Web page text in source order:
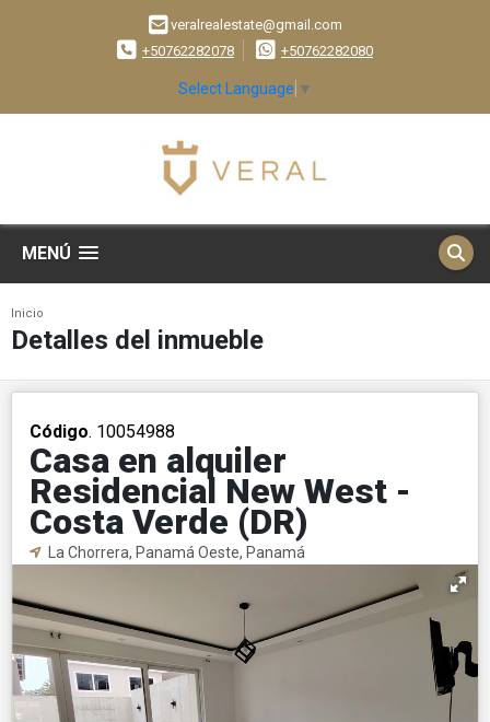
veralrealestate@gmail.com
+50762282078
+50762282080
Select Language ▼
MENÚ
Inicio
Detalles del inmueble
Código. 10054988
Casa en alquiler
Residencial New West -
Costa Verde (DR)
La Chorrera, Panamá Oeste, Panamá